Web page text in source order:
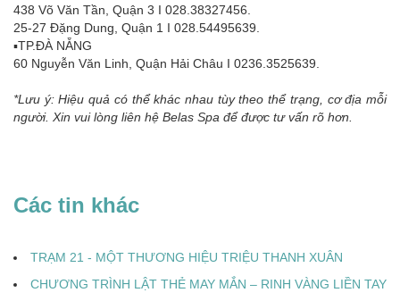
438 Võ Văn Tần, Quận 3 I 028.38327456.
25-27 Đặng Dung, Quận 1 I 028.54495639.
▪TP.ĐÀ NẴNG
60 Nguyễn Văn Linh, Quận Hải Châu I 0236.3525639.
*Lưu ý: Hiệu quả có thể khác nhau tùy theo thể trạng, cơ địa mỗi
người. Xin vui lòng liên hệ Belas Spa để được tư vấn rõ hơn.
Các tin khác
TRẠM 21 - MỘT THƯƠNG HIỆU TRIỆU THANH XUÂN
CHƯƠNG TRÌNH LẬT THẺ MAY MẮN – RINH VÀNG LIỀN TAY